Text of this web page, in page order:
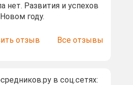
нет. Развития и успехов
году.
отзыв Все отзывы
в соц.сетях: